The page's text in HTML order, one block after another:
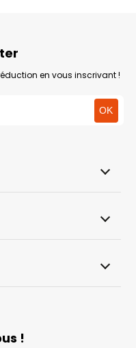
en vous inscrivant !
!